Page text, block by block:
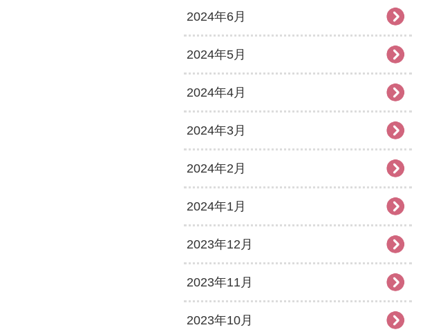
2024年6月
2024年5月
2024年4月
2024年3月
2024年2月
2024年1月
2023年12月
2023年11月
2023年10月